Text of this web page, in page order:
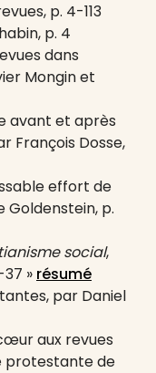
p. 4-113
p. 4
dans
Mongin et
avant et après
François Dosse,
effort de
Goldenstein, p.
social,
» résumé
par Daniel
aux revues
protestante de